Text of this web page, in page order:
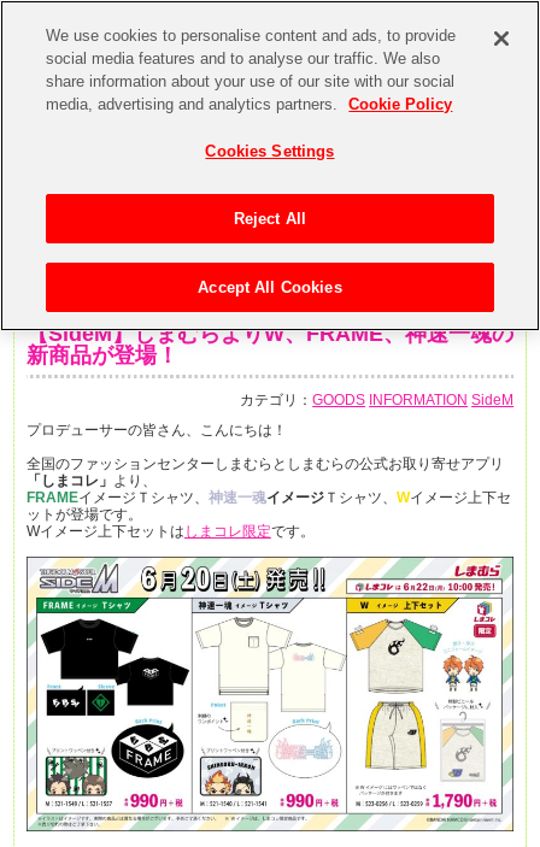
【SideM】しまむらよりW、FRAME、神速一魂の
新商品が登場！
カテゴリ：GOODS INFORMATION SideM
プロデューサーの皆さん、こんにちは！
全国のファッションセンターしまむらとしまむらの公式お取り寄せアプリ
「しまコレ」 より、
FRAMEイメージＴシャツ、 神速一魂イメージＴシャツ、 Wイメージ上下セ
ットが登場です。
Wイメージ上下セットは しまコレ限定です。
We use cookies to personalise content and ads, to provide
social media features and to analyse our traffic. We also
share information about your use of our site with our social
media, advertising and analytics partners.
Cookie Policy
Cookies Settings
Reject All
Accept All Cookies